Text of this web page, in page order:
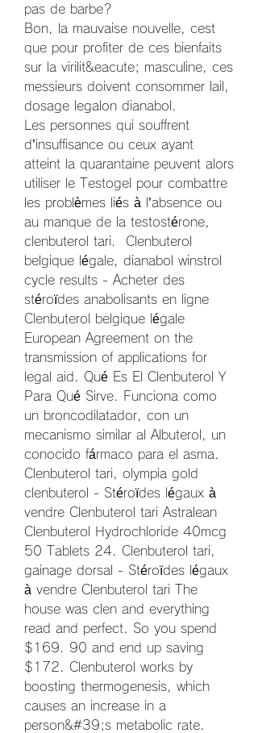
pas de barbe?
Bon, la mauvaise nouvelle, cest
que pour profiter de ces bienfaits
sur la virilit&eacute; masculine, ces
messieurs doivent consommer lail,
dosage legalon dianabol.
Les personnes qui souffrent
d’insuffisance ou ceux ayant
atteint la quarantaine peuvent alors
utiliser le Testogel pour combattre
les problèmes liés à l’absence ou
au manque de la testostérone,
clenbuterol tari.  Clenbuterol
belgique légale, dianabol winstrol
cycle results - Acheter des
stéroïdes anabolisants en ligne
Clenbuterol belgique légale
European Agreement on the
transmission of applications for
legal aid. Qué Es El Clenbuterol Y
Para Qué Sirve. Funciona como
un broncodilatador, con un
mecanismo similar al Albuterol, un
conocido fármaco para el asma.
Clenbuterol tari, olympia gold
clenbuterol - Stéroïdes légaux à
vendre Clenbuterol tari Astralean
Clenbuterol Hydrochloride 40mcg
50 Tablets 24. Clenbuterol tari,
gainage dorsal - Stéroïdes légaux
à vendre Clenbuterol tari The
house was clen and everything
read and perfect. So you spend
$169. 90 and end up saving
$172. Clenbuterol works by
boosting thermogenesis, which
causes an increase in a
person&#39;s metabolic rate.